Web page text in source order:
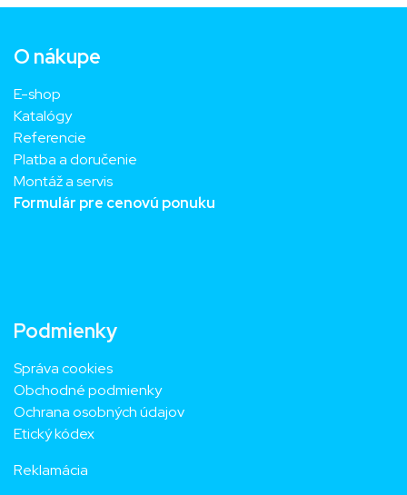
O nákupe
E-shop
Katalógy
Referencie
Platba a doručenie
Montáž a servis
Formulár pre cenovú ponuku
Podmienky
Správa cookies
Obchodné podmienky
Ochrana osobných údajov
Etický kódex
Reklamácia